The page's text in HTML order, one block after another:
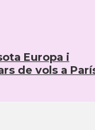
Europa i
de vols a